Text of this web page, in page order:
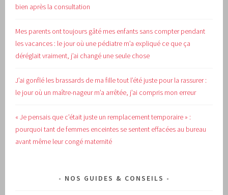
bien après la consultation
Mes parents ont toujours gâté mes enfants sans compter pendant
les vacances : le jour où une pédiatre m’a expliqué ce que ça
déréglait vraiment, j’ai changé une seule chose
J’ai gonflé les brassards de ma fille tout l’été juste pour la rassurer :
le jour où un maître-nageur m’a arrêtée, j’ai compris mon erreur
« Je pensais que c’était juste un remplacement temporaire » :
pourquoi tant de femmes enceintes se sentent effacées au bureau
avant même leur congé maternité
NOS GUIDES & CONSEILS